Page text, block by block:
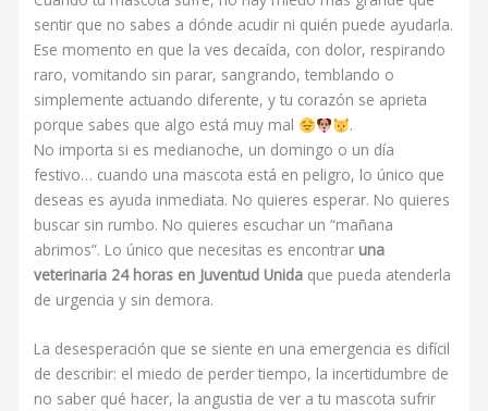
sentir que no sabes a dónde acudir ni quién puede ayudarla.
Ese momento en que la ves decaída, con dolor, respirando
raro, vomitando sin parar, sangrando, temblando o
simplemente actuando diferente, y tu corazón se aprieta
porque sabes que algo está muy mal
.
No importa si es medianoche, un domingo o un día
festivo… cuando una mascota está en peligro, lo único que
deseas es ayuda inmediata. No quieres esperar. No quieres
buscar sin rumbo. No quieres escuchar un “mañana
abrimos”. Lo único que necesitas es encontrar una
veterinaria 24 horas en Juventud Unida que pueda atenderla
de urgencia y sin demora.
La desesperación que se siente en una emergencia es difícil
de describir: el miedo de perder tiempo, la incertidumbre de
no saber qué hacer, la angustia de ver a tu mascota sufrir